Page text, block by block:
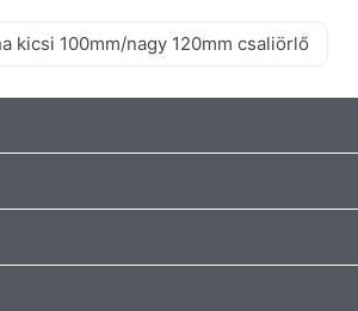
kicsi 100mm/nagy 120mm csaliörlő